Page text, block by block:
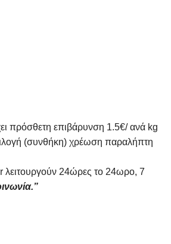
πρόσθετη επιβάρυνση 1.5€/ ανά kg
(συνθήκη) χρέωση παραλήπτη
24ώρες το 24ωρο, 7